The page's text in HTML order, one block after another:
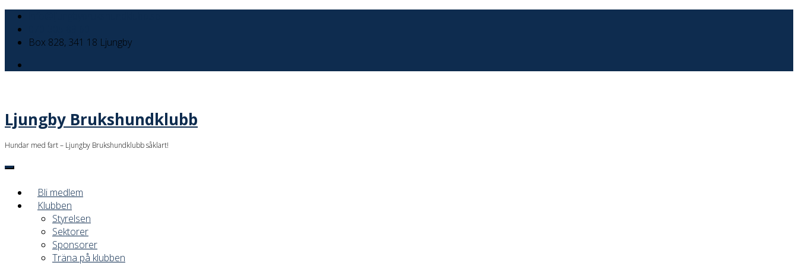
Box 828, 341 18 Ljungby
Ljungby Brukshundklubb
Hundar med fart – Ljungby Brukshundklubb såklart!
Bli medlem
Klubben
Styrelsen
Sektorer
Sponsorer
Träna på klubben